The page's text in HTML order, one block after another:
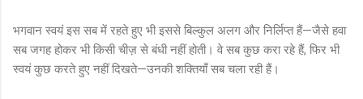
भगवान स्वयं इस सब में रहते हुए भी इससे बिल्कुल अलग और निर्लिप्त हैं—जैसे हवा
सब जगह होकर भी किसी चीज़ से बंधी नहीं होती। वे सब कुछ करा रहे हैं, फिर भी
स्वयं कुछ करते हुए नहीं दिखते—उनकी शक्तियाँ सब चला रही हैं।